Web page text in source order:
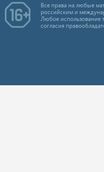
Все права на любые
российским и
Любое использование
согласия